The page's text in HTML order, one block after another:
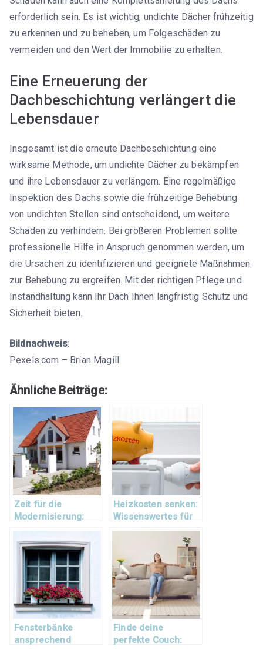
erforderlich sein. Es ist wichtig, undichte Dächer frühzeitig
zu erkennen und zu beheben, um Folgeschäden zu
vermeiden und den Wert der Immobilie zu erhalten.
Eine Erneuerung der
Dachbeschichtung verlängert die
Lebensdauer
Insgesamt ist die erneute Dachbeschichtung eine
wirksame Methode, um undichte Dächer zu bekämpfen
und ihre Lebensdauer zu verlängern. Eine regelmäßige
Inspektion des Dachs sowie die frühzeitige Behebung
von undichten Stellen sind entscheidend, um weitere
Schäden zu verhindern. Bei größeren Problemen sollte
professionelle Hilfe in Anspruch genommen werden, um
die Ursachen zu identifizieren und geeignete Maßnahmen
zur Behebung zu ergreifen. Mit der richtigen Pflege und
Instandhaltung kann Ihr Dach Ihnen langfristig Schutz und
Sicherheit bieten.
Bildnachweis:
Pexels.com – Brian Magill
Ähnliche Beiträge:
Zeit für die
Modernisierung:
diese Möglichkeiten
haben Sie
Heizkosten senken:
Wissenswertes für
Verbraucher
Fensterbänke
ansprechend
Finde deine
perfekte Couch: